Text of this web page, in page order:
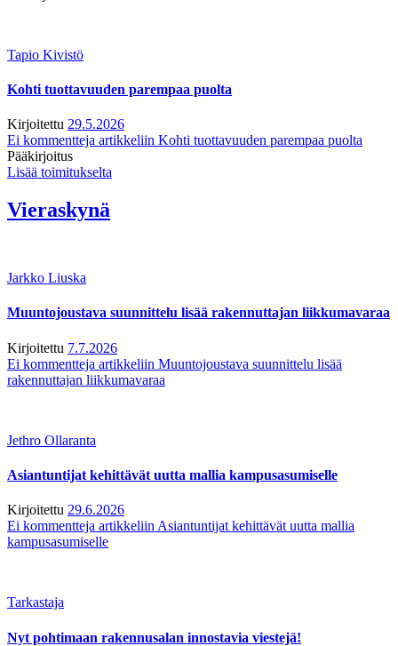
Tapio Kivistö
Kohti tuottavuuden parempaa puolta
Kirjoitettu 29.5.2026
Ei kommentteja artikkeliin Kohti tuottavuuden parempaa puolta
Pääkirjoitus
Lisää toimitukselta
Vieraskynä
Jarkko Liuska
Muuntojoustava suunnittelu lisää rakennuttajan liikkumavaraa
Kirjoitettu 7.7.2026
Ei kommentteja artikkeliin Muuntojoustava suunnittelu lisää
rakennuttajan liikkumavaraa
Jethro Ollaranta
Asiantuntijat kehittävät uutta mallia kampusasumiselle
Kirjoitettu 29.6.2026
Ei kommentteja artikkeliin Asiantuntijat kehittävät uutta mallia
kampusasumiselle
Tarkastaja
Nyt pohtimaan rakennusalan innostavia viestejä!